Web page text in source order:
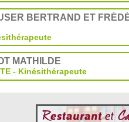
BERTRAND ET
MATHILDE
- Kinésithérapeute